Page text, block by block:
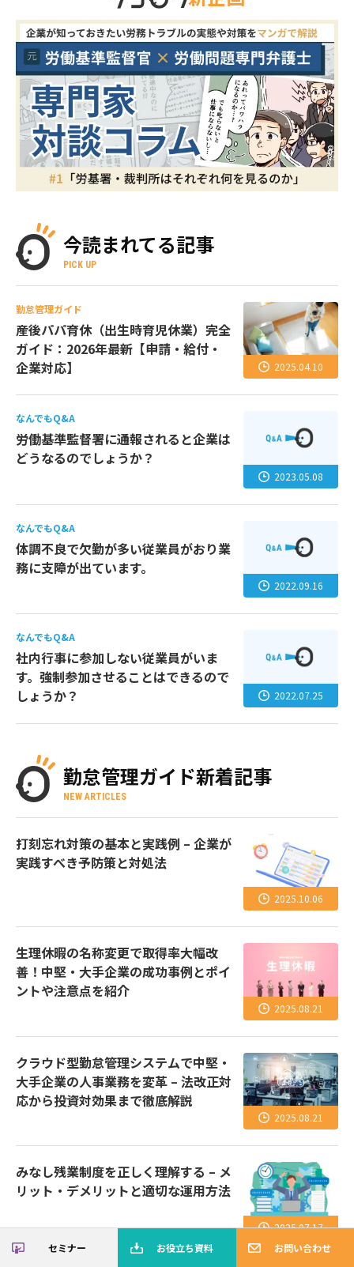
セミナー お役立ち資料 お問い合わせ
今読まれてる記事
PICK UP
勤怠管理ガイド
産後パパ育休（出生時育児休業）完全
ガイド：2026年最新【申請・給付・
企業対応】
2025.04.10
なんでもQ&A
労働基準監督署に通報されると企業は
どうなるのでしょうか？
2023.05.08
なんでもQ&A
体調不良で欠勤が多い従業員がおり業
務に支障が出ています。
2022.09.16
なんでもQ&A
社内行事に参加しない従業員がいま
す。強制参加させることはできるので
しょうか？
2022.07.25
勤怠管理ガイド新着記事
NEW ARTICLES
打刻忘れ対策の基本と実践例 – 企業が
実践すべき予防策と対処法
2025.10.06
生理休暇の名称変更で取得率大幅改
善！中堅・大手企業の成功事例とポイ
ントや注意点を紹介
2025.08.21
クラウド型勤怠管理システムで中堅・
大手企業の人事業務を変革 – 法改正対
応から投資対効果まで徹底解説
2025.08.21
みなし残業制度を正しく理解する – メ
リット・デメリットと適切な運用方法
2025.07.17
勤怠管理システム選びの必須知識！
「高いシステムと安いシステムでは何が違うの